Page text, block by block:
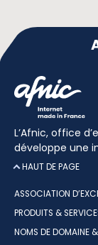
L’Afnic, office
développe une
HAUT DE PAGE
ASSOCIATION
PRODUITS &
NOMS DE DOMAINE